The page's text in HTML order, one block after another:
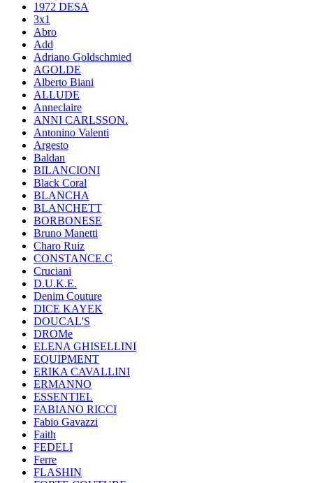
1972 DESA
3x1
Abro
Add
Adriano Goldschmied
AGOLDE
Alberto Biani
ALLUDE
Anneclaire
ANNI CARLSSON.
Antonino Valenti
Argesto
Baldan
BILANCIONI
Black Coral
BLANCHA
BLANCHETT
BORBONESE
Bruno Manetti
Charo Ruiz
CONSTANCE.C
Cruciani
D.U.K.E.
Denim Couture
DICE KAYEK
DOUCAL'S
DROMe
ELENA GHISELLINI
EQUIPMENT
ERIKA CAVALLINI
ERMANNO
ESSENTIEL
FABIANO RICCI
Fabio Gavazzi
Faith
FEDELI
Ferre
FLASHIN